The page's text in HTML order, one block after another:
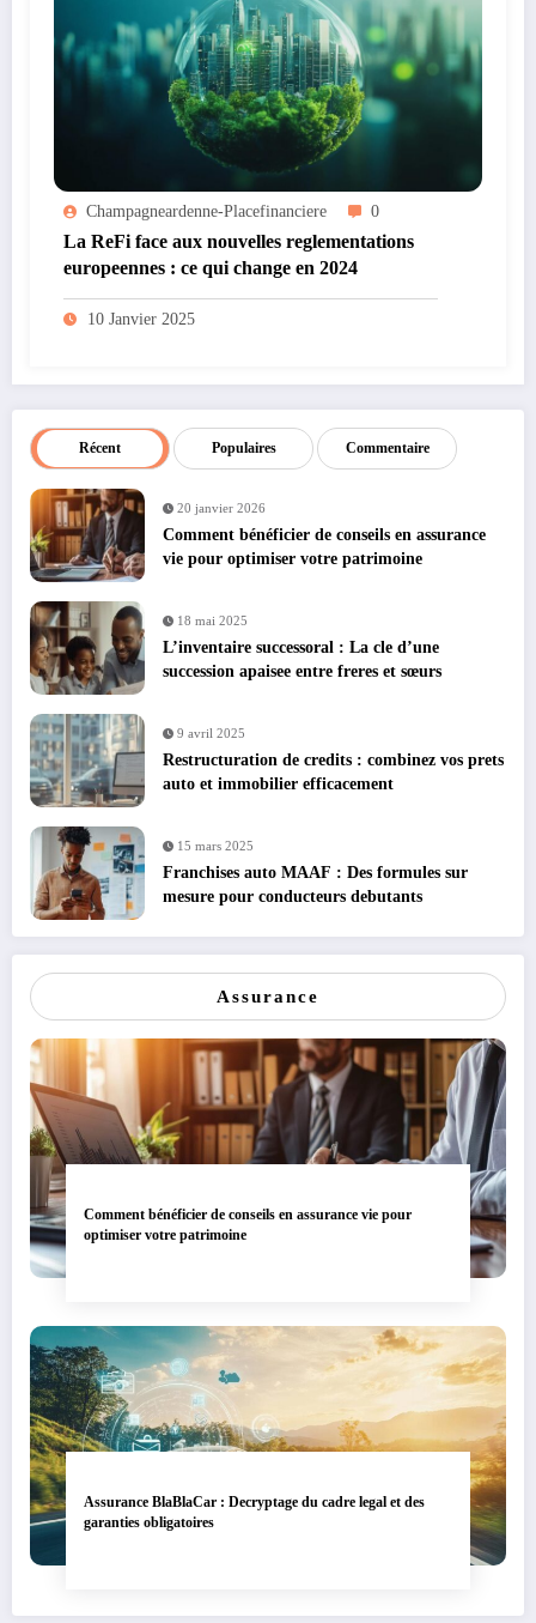
Champagneardenne-Placefinanciere 0
La ReFi face aux nouvelles reglementations
europeennes : ce qui change en 2024
10 Janvier 2025
Récent Populaires Commentaire
20 janvier 2026
Comment bénéficier de conseils en assurance
vie pour optimiser votre patrimoine
18 mai 2025
L’inventaire successoral : La cle d’une
succession apaisee entre freres et sœurs
9 avril 2025
Restructuration de credits : combinez vos prets
auto et immobilier efficacement
15 mars 2025
Franchises auto MAAF : Des formules sur
mesure pour conducteurs debutants
Assurance
Comment bénéficier de conseils en assurance vie pour
optimiser votre patrimoine
Assurance BlaBlaCar : Decryptage du cadre legal et des
garanties obligatoires